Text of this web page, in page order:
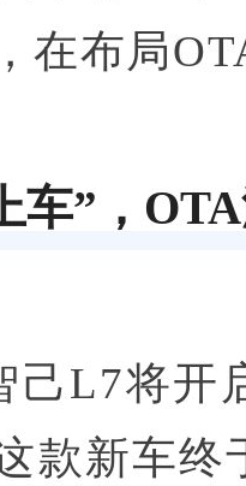
在布局
车”，
己L7将开
款新车